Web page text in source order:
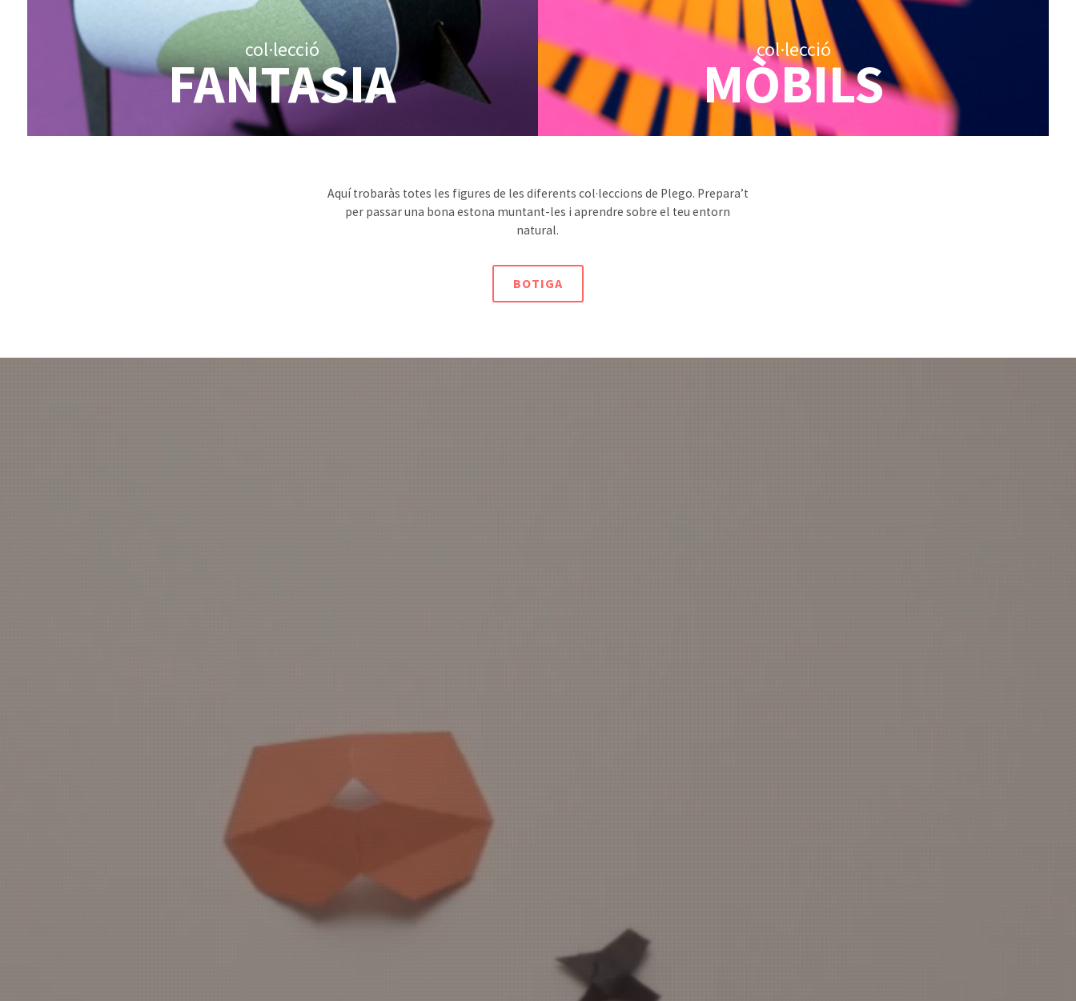
col·lecció
FANTASIA
col·lecció
MÒBILS
Aquí trobaràs totes les figures de les diferents col·leccions de Plego. Prepara’t
per passar una bona estona muntant-les i aprendre sobre el teu entorn
natural.
BOTIGA